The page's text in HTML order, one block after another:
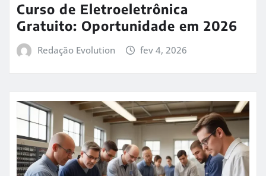
Curso de Eletroeletrônica
Gratuito: Oportunidade em 2026
Redação Evolution fev 4, 2026